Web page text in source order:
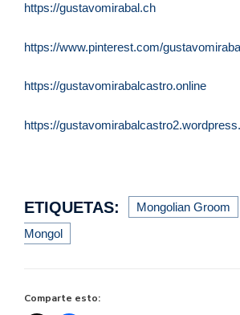
https://gustavomirabal.ch
https://www.pinterest.com/
https://gustavomirabalcastro.online
https://
ETIQUETAS: Mongolian Groom
Mongol
Comparte esto: